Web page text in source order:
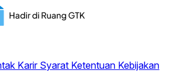
Karir Syarat Ketentuan Kebijakan